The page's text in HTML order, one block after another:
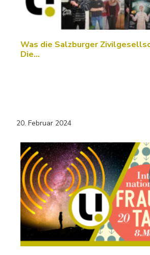
Was die Salzburger
Die…
20. Februar 2024